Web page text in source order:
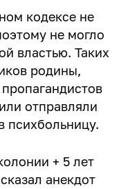
кодексе не
не могло
властью. Таких
родины,
отправляли
психбольницу.
+ 5 лет
анекдот